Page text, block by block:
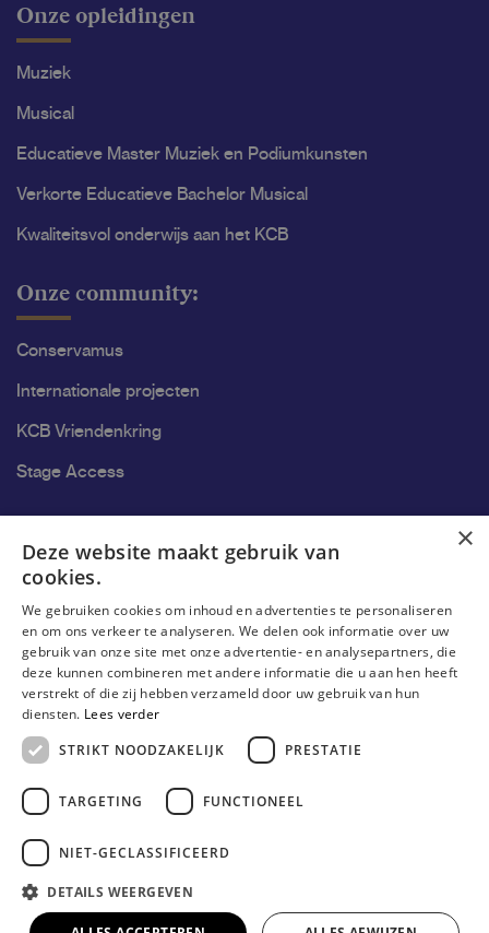
Onze opleidingen
Muziek
Musical
Educatieve Master Muziek en Podiumkunsten
Verkorte Educatieve Bachelor Musical
Kwaliteitsvol onderwijs aan het KCB
Onze community:
Conservamus
Internationale projecten
KCB Vriendenkring
Stage Access
Onderzoek
Onderzoeksgroepen
Onderzoekers
Onderzoeker worden
© Erasmushogeschool Brussel 2026
Cookieverklaring
Gebruiksvoorwaarden
×
Deze website maakt gebruik van
cookies.
We gebruiken cookies om inhoud en advertenties te personaliseren
en om ons verkeer te analyseren. We delen ook informatie over uw
gebruik van onze site met onze advertentie- en analysepartners, die
deze kunnen combineren met andere informatie die u aan hen heeft
verstrekt of die zij hebben verzameld door uw gebruik van hun
diensten. Lees verder
STRIKT NOODZAKELIJK
PRESTATIE
TARGETING FUNCTIONEEL
NIET-GECLASSIFICEERD
DETAILS WEERGEVEN